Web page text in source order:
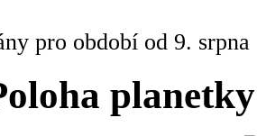
pro období od 9.